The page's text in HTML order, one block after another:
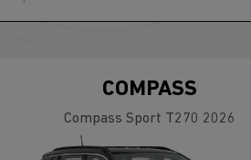
COMPASS
Compass Sport T270 2026